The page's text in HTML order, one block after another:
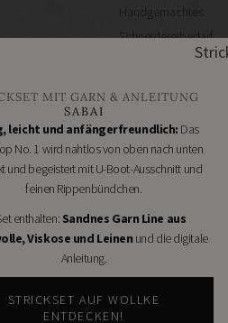
Handgemachtes
Schneidereibedarf
Handarbeitszubehör
Online
Shops
Schmuckzubehör
Nähmaschinen
- DIY Community - Schöne Dinge
MIT GARN & ANLEITUNG
SABAI
leicht und anfängerfreundlich: Das
No. 1 wird nahtlos von oben nach unten
und begeistert mit U-Boot-Ausschnitt und
feinen Rippenbündchen.
enthalten: Sandnes Garn Line aus
Viskose und Leinen und die digitale
Anleitung.
STRICKSET AUF WOLLKE
ENTDECKEN!